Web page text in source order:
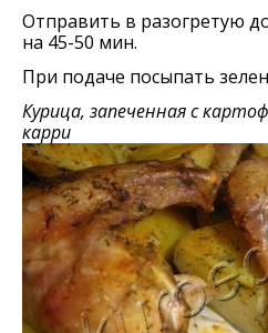
Отправить в разогретую
на 45-50 мин.
При подаче посыпать
Курица, запеченная с
карри